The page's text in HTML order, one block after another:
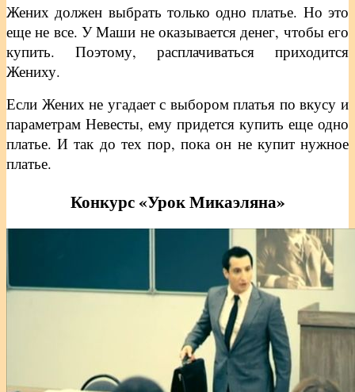
Жених должен выбрать только одно платье. Но это
еще не все. У Маши не оказывается денег, чтобы его
купить. Поэтому, расплачиваться приходится
Жениху.
Если Жених не угадает с выбором платья по вкусу и
параметрам Невесты, ему придется купить еще одно
платье. И так до тех пор, пока он не купит нужное
платье.
Конкурс «Урок Микаэляна»